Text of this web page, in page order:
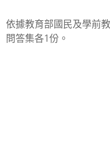
依據教育部國民及學前
問答集各1份。